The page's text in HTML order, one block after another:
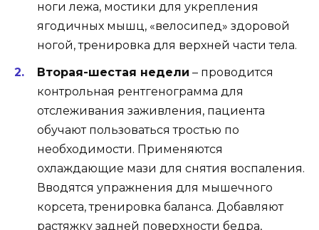
ноги лежа, мостики для укрепления
ягодичных мышц, «велосипед» здоровой
ногой, тренировка для верхней части тела.
Вторая-шестая недели – проводится
контрольная рентгенограмма для
отслеживания заживления, пациента
обучают пользоваться тростью по
необходимости. Применяются
охлаждающие мази для снятия воспаления.
Вводятся упражнения для мышечного
корсета, тренировка баланса. Добавляют
растяжку задней поверхности бедра,